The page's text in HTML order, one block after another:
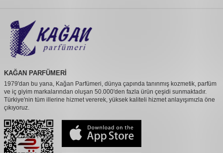
KAĞAN PARFÜMERİ
1979'dan bu yana, Kağan Parfümeri, dünya çapında tanınmış kozmetik, parfüm
ve iç giyim markalarından oluşan 50.000'den fazla ürün çeşidi sunmaktadır.
Türkiye'nin tüm illerine hizmet vererek, yüksek kaliteli hizmet anlayışımızla öne
çıkıyoruz.